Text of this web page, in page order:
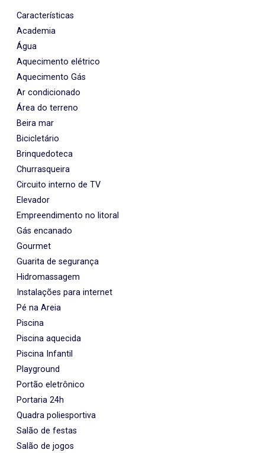
Características
Academia
Água
Aquecimento elétrico
Aquecimento Gás
Ar condicionado
Área do terreno
Beira mar
Bicicletário
Brinquedoteca
Churrasqueira
Circuito interno de TV
Elevador
Empreendimento no litoral
Gás encanado
Gourmet
Guarita de segurança
Hidromassagem
Instalações para internet
Pé na Areia
Piscina
Piscina aquecida
Piscina Infantil
Playground
Portão eletrônico
Portaria 24h
Quadra poliesportiva
Salão de festas
Salão de jogos